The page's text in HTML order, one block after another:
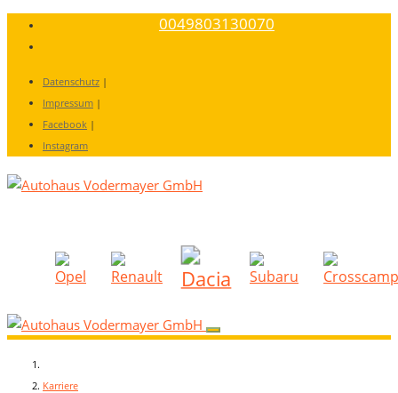
0049803130070
Datenschutz |
Impressum |
Facebook |
Instagram
Karriere